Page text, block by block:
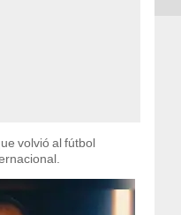
volvió al fútbol